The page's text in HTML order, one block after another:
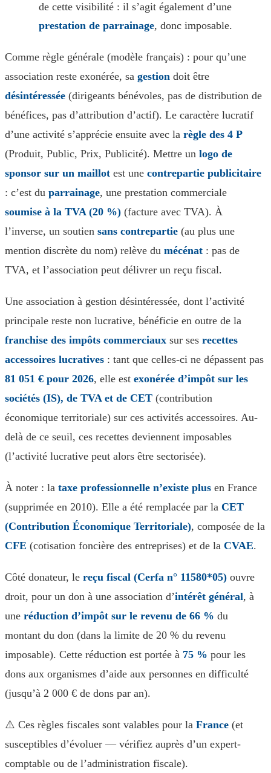
de cette visibilité : il s’agit également d’une
prestation de parrainage, donc imposable.
Comme règle générale (modèle français) : pour qu’une
association reste exonérée, sa gestion doit être
désintéressée (dirigeants bénévoles, pas de distribution de
bénéfices, pas d’attribution d’actif). Le caractère lucratif
d’une activité s’apprécie ensuite avec la règle des 4 P
(Produit, Public, Prix, Publicité). Mettre un logo de
sponsor sur un maillot est une contrepartie publicitaire
: c’est du parrainage, une prestation commerciale
soumise à la TVA (20 %) (facture avec TVA). À
l’inverse, un soutien sans contrepartie (au plus une
mention discrète du nom) relève du mécénat : pas de
TVA, et l’association peut délivrer un reçu fiscal.
Une association à gestion désintéressée, dont l’activité
principale reste non lucrative, bénéficie en outre de la
franchise des impôts commerciaux sur ses recettes
accessoires lucratives : tant que celles-ci ne dépassent pas
81 051 € pour 2026, elle est exonérée d’impôt sur les
sociétés (IS), de TVA et de CET (contribution
économique territoriale) sur ces activités accessoires. Au-
delà de ce seuil, ces recettes deviennent imposables
(l’activité lucrative peut alors être sectorisée).
À noter : la taxe professionnelle n’existe plus en France
(supprimée en 2010). Elle a été remplacée par la CET
(Contribution Économique Territoriale), composée de la
CFE (cotisation foncière des entreprises) et de la CVAE.
Côté donateur, le reçu fiscal (Cerfa n° 11580*05) ouvre
droit, pour un don à une association d’intérêt général, à
une réduction d’impôt sur le revenu de 66 % du
montant du don (dans la limite de 20 % du revenu
imposable). Cette réduction est portée à 75 % pour les
dons aux organismes d’aide aux personnes en difficulté
(jusqu’à 2 000 € de dons par an).
⚠️ Ces règles fiscales sont valables pour la France (et
susceptibles d’évoluer — vérifiez auprès d’un expert-
comptable ou de l’administration fiscale).